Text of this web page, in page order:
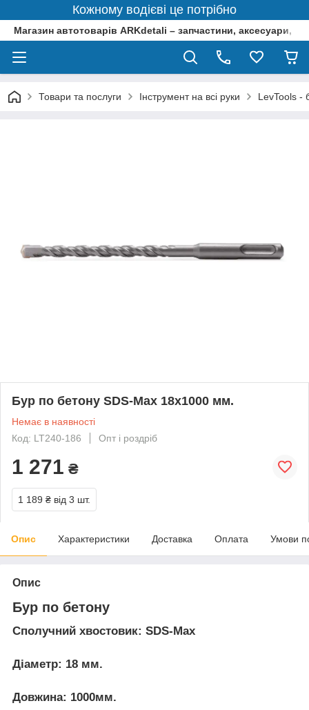
Кожному водієві це потрібно
Магазин автотоварів ARKdetali – запчастини, аксесуари,
Товари та послуги Інструмент на всі руки LevTools -
Бур по бетону SDS-Max 18x1000 мм.
Немає в наявності
Код: LT240-186
Опт і роздріб
1 271 ₴
1 189 ₴ від 3 шт.
Опис Характеристики Доставка Оплата Умови
Опис
Бур по бетону
Сполучний хвостовик: SDS-Max
Діаметр: 18 мм.
Довжина: 1000мм.